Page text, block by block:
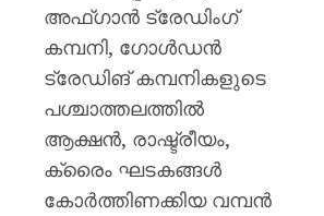
അഫ്ഗാൻ ട്രേഡിംഗ്
കമ്പനി, ഗോൾഡൻ
ട്രേഡിങ് കമ്പനികളുടെ
പശ്ചാത്തലത്തിൽ
ആക്ഷൻ, രാഷ്ട്രീയം,
ക്രൈം ഘടകങ്ങൾ
കോർത്തിണക്കിയ വമ്പൻ